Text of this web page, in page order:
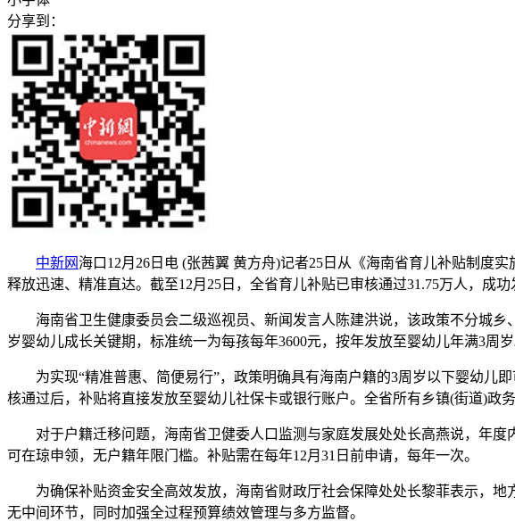
分享到：
中新网 海口12月26日电 (张茜翼 黄方舟)记者25日从《海南省育儿补贴制度
释放迅速、精准直达。截至12月25日，全省育儿补贴已审核通过31.75万人，成功
海南省卫生健康委员会二级巡视员、新闻发言人陈建洪说，该政策不分城乡
岁婴幼儿成长关键期，标准统一为每孩每年3600元，按年发放至婴幼儿年满3周
为实现“精准普惠、简便易行”，政策明确具有海南户籍的3周岁以下婴幼儿即
核通过后，补贴将直接发放至婴幼儿社保卡或银行账户。全省所有乡镇(街道)政
对于户籍迁移问题，海南省卫健委人口监测与家庭发展处处长高燕说，年度
可在琼申领，无户籍年限门槛。补贴需在每年12月31日前申请，每年一次。
为确保补贴资金安全高效发放，海南省财政厅社会保障处处长黎菲表示，地
无中间环节，同时加强全过程预算绩效管理与多方监督。